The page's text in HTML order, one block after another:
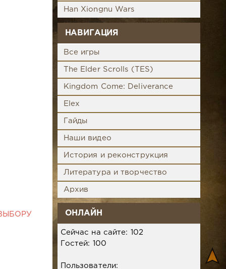
Han Xiongnu Wars
НАВИГАЦИЯ
Все игры
The Elder Scrolls (TES)
Kingdom Come: Deliverance
Elex
Гайды
Наши видео
История и реконструкция
Литература и творчество
Архив
ОНЛАЙН
Сейчас на сайте: 102
Гостей: 100
Пользователи: